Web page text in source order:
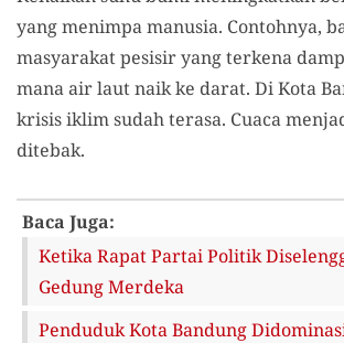
yang menimpa manusia. Contohnya,
masyarakat pesisir yang terkena
mana air laut naik ke darat. Di Kota
krisis iklim sudah terasa. Cuaca
ditebak.
Baca Juga:
Ketika Rapat Partai Politik
Gedung Merdeka
Penduduk Kota Bandung